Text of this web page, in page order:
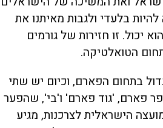
להיות בלעדי ולגבות מאיתנו את
יכול. זו חזירות של גורמים
הטואלטיקה.
בתחום הפארם, וכיום יש שתי
פארם, 'גוד פארם' ו'בי', שהפער
הישראלית לצרכנות, מגיע